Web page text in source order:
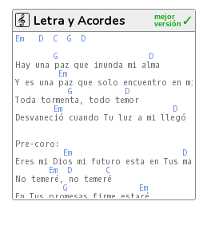
Letra y Acordes ✓
mejor
versión
Em D C G
D
G
D
Hay una paz que inunda mi alma
Em
Y es una paz que solo encuentro en mi
G
D
Toda tormenta, todo temor
Em
D
Desvaneció cuando Tu luz a mi llegó
Pre-coro:
Em
D
Eres mi Dios mi futuro esta en Tus
Em
D
C
No temeré, no temeré
G
Em